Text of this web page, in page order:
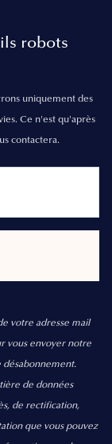
robots
uniquement des
Ce n'est qu'après
contactera.
votre adresse mail
vous envoyer notre
désabonnement.
de données
de rectification,
que vous pouvez